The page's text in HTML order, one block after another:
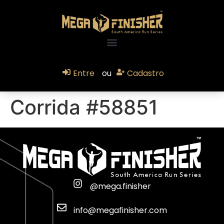
Entre ou Cadastro
Corrida #58851
@mega.finisher
info@megafinisher.com